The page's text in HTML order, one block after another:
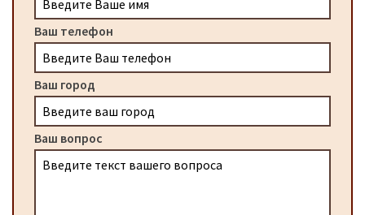
Ваш телефон
Ваш город
Ваш вопрос